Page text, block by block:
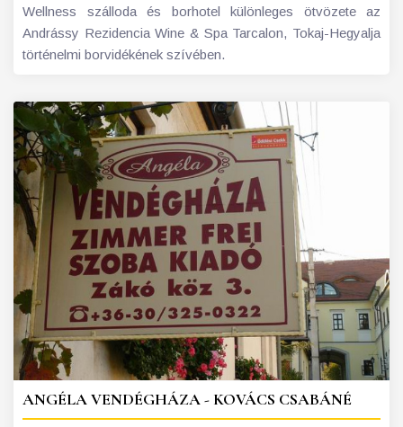
Wellness szálloda és borhotel különleges ötvözete az
Andrássy Rezidencia Wine & Spa Tarcalon, Tokaj-Hegyalja
történelmi borvidékének szívében.
ANGÉLA VENDÉGHÁZA - KOVÁCS CSABÁNÉ